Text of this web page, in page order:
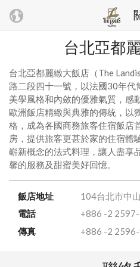
台北亞都
台北亞都麗緻大飯店（The
路二段四十一號，以法國30年代
美學風格和內斂的優雅氣質，感
歐洲飯店精緻與典雅的傳統，以
格，成為各國商務旅客住宿飯店
房，提供旅客更甚於家的住宿體
嶄新概念的法式料理，讓人盡享
馨的服務及甜蜜美好回憶。
飯店地址
104台北市中
電話
+886 -2
傳真
+886 -2